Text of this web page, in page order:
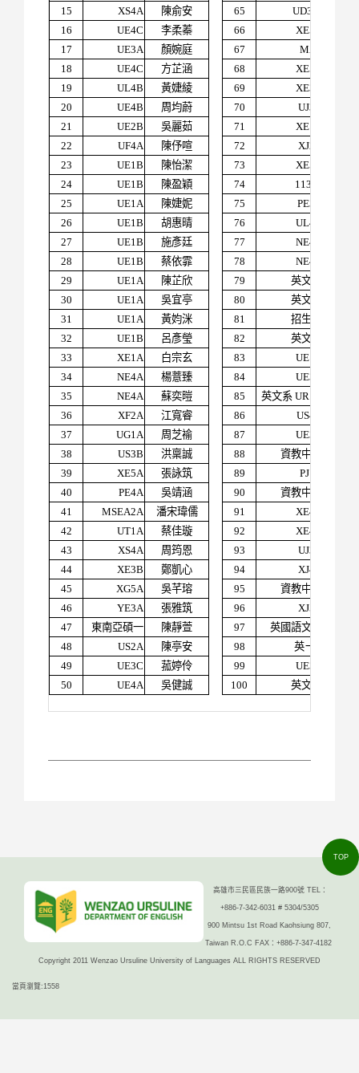
15
XS4A 陳俞安 65 UD3A
16
UE4C 李柔蓁 66 XE5B
17
UE3A 顏婉庭 67 MA1
18
UE4C 方芷涵 68 XE5B
19
UL4B 黃婕綾 69 XE3B
20
UE4B 周均蔚 70 UJ3B
21
UE2B 吳麗茹 71 XE1C
22
UF4A 陳伃喧 72 XJ2B
23
UE1B 陳怡潔 73 XE5A
24
UE1B 陳盈穎 74 113碩
25
UE1A 陳婕妮 75 PE3A
26
UE1B 胡惠晴 76 UL4A
27
UE1B 施彥廷 77 NE4A
28
UE1B 蔡依霏 78 NE4A
29
UE1A 陳芷欣 79 英文系
30
UE1A 吳宜亭 80 英文系
31
UE1A 黃㚬洣 81 招生處
32
UE1B 呂彥瑩 82 英文系
33
XE1A 白宗玄 83 UE1A
34
NE4A 楊薏臻 84 UE3C
35
NE4A 蘇奕暟 85 英文系 UR1B
36
XF2A 江寬睿 86 US4B
37
UG1A 周芝褕 87 UE3C
38
US3B 洪稟誠 88 資教中心
39
XE5A 張詠筑 89 PJ1A
40
PE4A 吳靖涵 90 資教中心
41
MSEA2A 潘宋瑋儒 91 XE4C
42
UT1A 蔡佳璇 92 XE4C
43
XS4A 周筠恩 93 UJ3A
44
XE3B 鄭凱心 94 XJ4A
45
XG5A 吳芊瑢 95 資教中心
46
YE3A 張雅筑 96 XJ5B
47
東南亞碩一 陳靜萱 97 英國語文系
48
US2A 陳亭安 98 英ㄧB
49
UE3C 菰婷伶 99 UE3C
50
UE4A 吳健誠 100 英文系
高雄市三民區民族一路900號 TEL：
+886-7-342-6031 # 5304/5305
900 Mintsu 1st Road Kaohsiung 807,
Taiwan R.O.C FAX：+886-7-347-4182
Copyright 2011 Wenzao Ursuline University of Languages ALL RIGHTS RESERVED
當頁瀏覽:1558
TOP